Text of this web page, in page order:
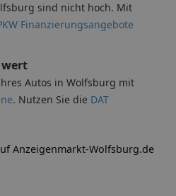
sind nicht hoch. Mit
Finanzierungsangebote
wert
Autos in Wolfsburg mit
. Nutzen Sie die DAT
Anzeigenmarkt-Wolfsburg.de